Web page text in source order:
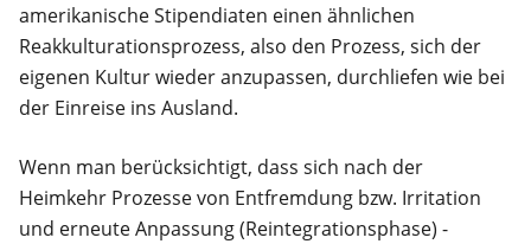
amerikanische Stipendiaten einen ähnlichen
Reakkulturationsprozess, also den Prozess, sich der
eigenen Kultur wieder anzupassen, durchliefen wie bei
der Einreise ins Ausland.
Wenn man berücksichtigt, dass sich nach der
Heimkehr Prozesse von Entfremdung bzw. Irritation
und erneute Anpassung (Reintegrationsphase) -